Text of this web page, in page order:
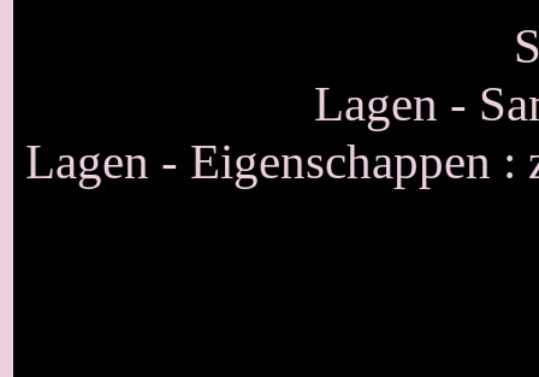
Lagen -
Lagen - Eigenschappen